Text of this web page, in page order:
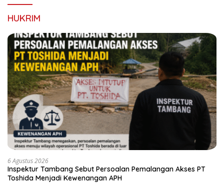
HUKRIM
6 Agustus 2026
Inspektur Tambang Sebut Persoalan Pemalangan Akses PT
Toshida Menjadi Kewenangan APH